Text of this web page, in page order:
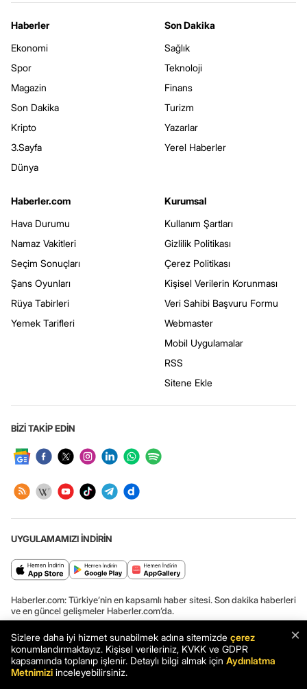
Haberler
Ekonomi
Spor
Magazin
Son Dakika
Kripto
3.Sayfa
Dünya
Son Dakika
Sağlık
Teknoloji
Finans
Turizm
Yazarlar
Yerel Haberler
Haberler.com
Hava Durumu
Namaz Vakitleri
Seçim Sonuçları
Şans Oyunları
Rüya Tabirleri
Yemek Tarifleri
Kurumsal
Kullanım Şartları
Gizlilik Politikası
Çerez Politikası
Kişisel Verilerin Korunması
Veri Sahibi Başvuru Formu
Webmaster
Mobil Uygulamalar
RSS
Sitene Ekle
BİZİ TAKİP EDİN
UYGULAMAMIZI İNDİRİN
Haberler.com: Türkiye’nin en kapsamlı haber sitesi. Son dakika haberleri
ve en güncel gelişmeler Haberler.com’da.
Haber: Prof. Dr. Derya Örs: "Türk Dili Yılı Etkinliklerinde Gerekli Desteği
Bulamadık" - Haberler
×
Sizlere daha iyi hizmet sunabilmek adına sitemizde çerez
konumlandırmaktayız. Kişisel verileriniz, KVKK ve GDPR
kapsamında toplanıp işlenir. Detaylı bilgi almak için Aydınlatma
Metnimizi inceleyebilirsiniz.